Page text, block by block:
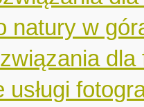
natury w
usługi